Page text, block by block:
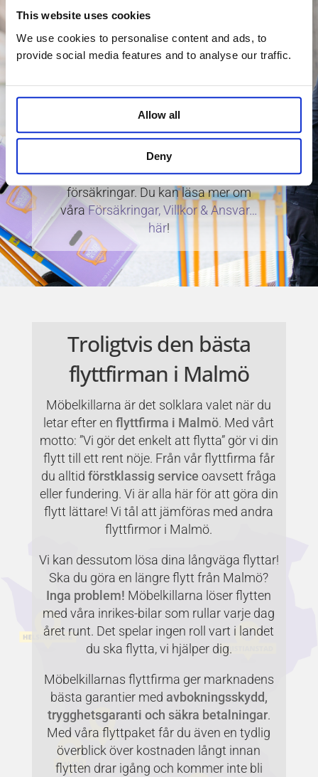
This website uses cookies
We use cookies to personalise content and ads, to
provide social media features and to analyse our traffic.
Allow all
Deny
Försäkring, Villkor
Givetvis gör vi alltid vårt yttersta
och hanterar era saker varsamt.
Trots detta så kan olyckan ibland
vara framme och då gäller det att
man har bra system och bra
försäkringar. Du kan läsa mer om
våra Försäkringar, Villkor & Ansvar…
här!
Troligtvis den bästa
flyttfirman i Malmö
Möbelkillarna är det solklara valet när du
letar efter enflyttfirma i Malmö. Med vårt
motto: ”Vi gör det enkelt att flytta” gör vi din
flytt till ett rent nöje. Från vår flyttfirma får
du alltidförstklassig service oavsett fråga
eller fundering. Vi är alla här för att göra din
flytt lättare! Vi tål att jämföras med andra
flyttfirmor i Malmö.
Vi kan dessutom lösa dina långväga flyttar!
Ska du göra en längre flytt från Malmö?
Inga problem! Möbelkillarna löser flytten
med våra inrikes-bilar som rullar varje dag
året runt. Det spelar ingen roll vart i landet
du ska flytta, vi hjälper dig.
Möbelkillarnas flyttfirma ger marknadens
bästa garantier med avbokningsskydd,
trygghetsgaranti och säkra betalningar.
Med våra flyttpaket får du även en tydlig
överblick över kostnaden långt innan
flytten drar igång och kommer inte bli